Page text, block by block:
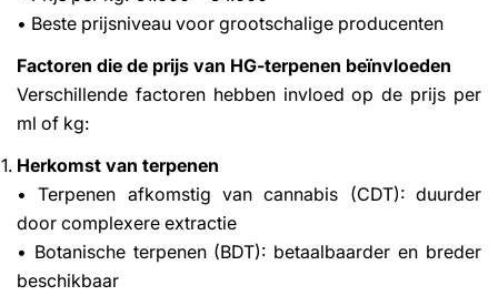
• Beste prijsniveau voor grootschalige producenten
Factoren die de prijs van HG-terpenen beïnvloeden
Verschillende factoren hebben invloed op de prijs per
ml of kg:
Herkomst van terpenen
• Terpenen afkomstig van cannabis (CDT): duurder
door complexere extractie
• Botanische terpenen (BDT): betaalbaarder en breder
beschikbaar